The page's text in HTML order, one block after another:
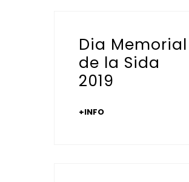
Dia Memorial
de la Sida
2019
+INFO